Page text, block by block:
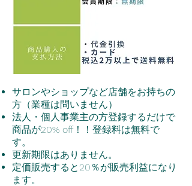
サロンやショップなど店舗をお持ちの
方（業種は問いません）
法人・個人事業主の方登録するだけで
商品が20% off！！登録料は無料で
す。
更新期限はありません。
定価販売すると20％が販売利益になり
ます。